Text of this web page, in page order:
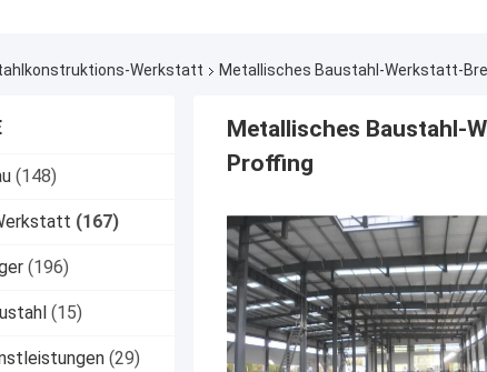
Werkstatt Metallisches Baustahl-Werkstatt-
(148)
(167)
(196)
(15)
(29)
Metallisches Baustahl-
Proffing